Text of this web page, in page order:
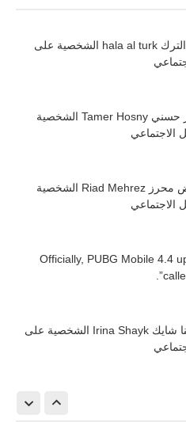
جميع حسابات حلا الترك hala al turk الشخصية على
جميع حسابات تامر حسني Tamer Hosny الشخصية
الاجتماعي
جميع حسابات رياض محرز Riad Mehrez الشخصية
الاجتماعي
Officially, PUBG Mobile 4.4
جميع حسابات إيرينا شايك Irina Shayk الشخصية على